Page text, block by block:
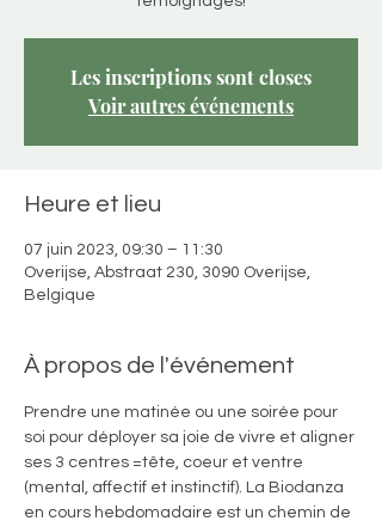
Les inscriptions sont closes
Voir autres événements
Heure et lieu
07 juin 2023, 09:30 – 11:30
Overijse, Abstraat 230, 3090 Overijse,
Belgique
À propos de l'événement
Prendre une matinée ou une soirée pour
soi pour déployer sa joie de vivre et aligner
ses 3 centres =tête, coeur et ventre
(mental, affectif et instinctif). La Biodanza
en cours hebdomadaire est un chemin de